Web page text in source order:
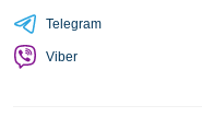
Telegram
Viber